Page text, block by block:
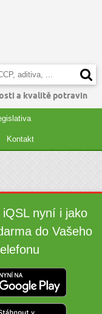
a kvalitě potravin
Kontakt
iQSL nyní i jako
do Vašeho